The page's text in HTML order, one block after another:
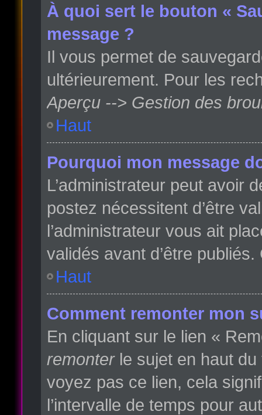
À quoi sert le bouton «
message ?
Il vous permet de
ultérieurement. Pour les
Aperçu --> Gestion des
Haut
Pourquoi mon message
L’administrateur peut avoir
postez nécessitent d’être
l’administrateur vous ait
validés avant d’être
Haut
Comment remonter mon
En cliquant sur le lien «
remonterle sujet en haut du
voyez pas ce lien, cela
l’intervalle de temps pour